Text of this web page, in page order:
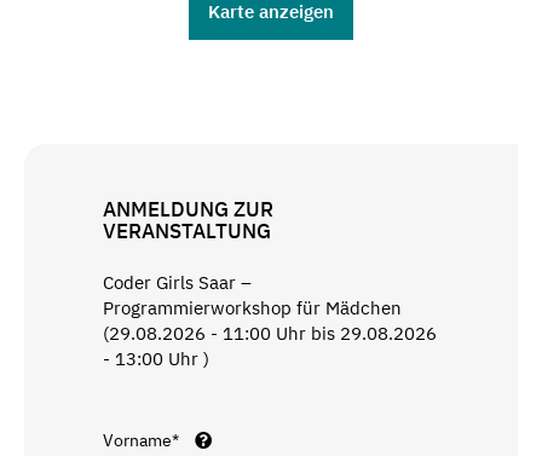
Karte anzeigen
ANMELDUNG ZUR
VERANSTALTUNG
Coder Girls Saar –
Programmierworkshop für Mädchen
(29.08.2026 - 11:00 Uhr bis 29.08.2026
- 13:00 Uhr )
Vorname*